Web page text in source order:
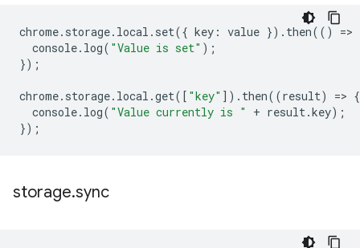
chrome. storage. local . set({ key : value }). then(() =>
console. log( "Value is set" );
});
chrome. storage. local .get([ "key" ]). then((result) => {
console. log( "Value currently is " + result.key);
});
storage.sync